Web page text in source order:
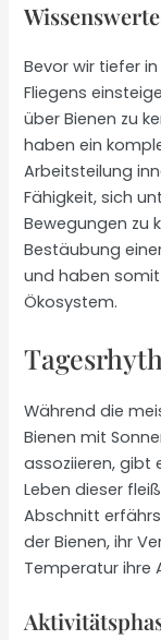
Bevor wir tiefer
Fliegens
über Bienen zu
haben ein
Arbeitsteilung
Fähigkeit, sich
Bewegungen zu
Bestäubung
und haben somit
Ökosystem.
Während die
Bienen mit
assoziieren, gibt
Leben dieser
Abschnitt
der Bienen, ihr
Temperatur ihre